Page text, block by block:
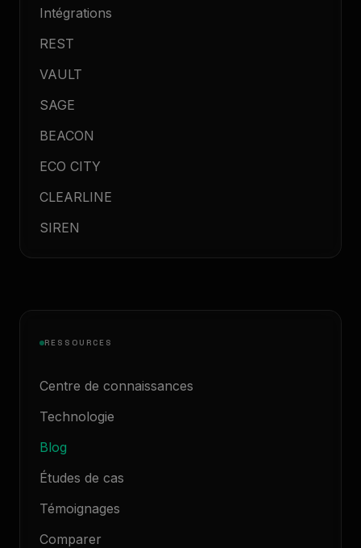
Intégrations
REST
VAULT
SAGE
BEACON
ECO CITY
CLEARLINE
SIREN
RESSOURCES
Centre de connaissances
Technologie
Blog
Études de cas
Témoignages
Comparer